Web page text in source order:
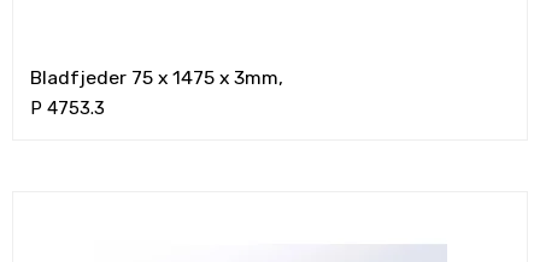
Bladfjeder 75 x 1475 x 3mm,
P 4753.3